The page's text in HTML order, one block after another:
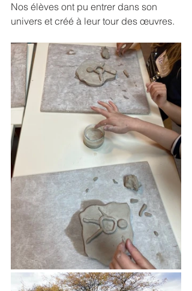
Nos élèves ont pu entrer dans son
univers et créé à leur tour des œuvres.